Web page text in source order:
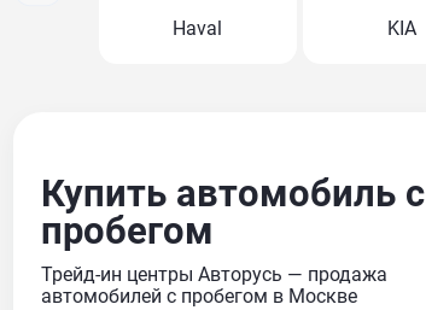
Haval KIA
Купить автомобиль с
пробегом
Трейд-ин центры Авторусь — продажа
автомобилей с пробегом в Москве